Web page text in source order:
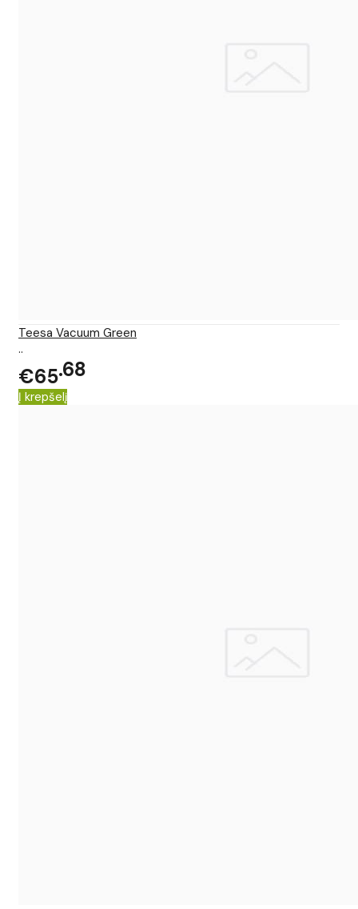
Teesa Vacuum Green
..
€6568
Į krepšelį